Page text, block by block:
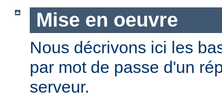
Mise en oeuvre
Nous décrivons ici les
par mot de passe d'un
serveur.